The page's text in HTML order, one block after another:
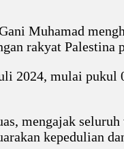
Muhamad
rakyat Palestina
2024, mulai
mengajak
kepedulian